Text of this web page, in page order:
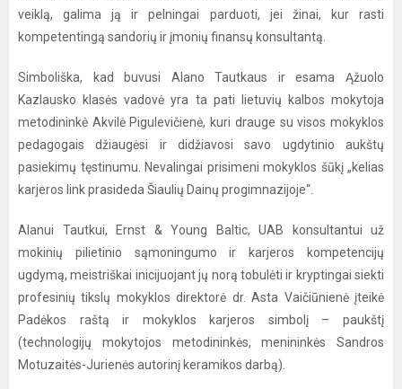
veiklą, galima ją ir pelningai parduoti, jei žinai, kur rasti
kompetentingą sandorių ir įmonių finansų konsultantą.
Simboliška, kad buvusi Alano Tautkaus ir esama Ąžuolo
Kazlausko klasės vadovė yra ta pati lietuvių kalbos mokytoja
metodininkė Akvilė Pigulevičienė, kuri drauge su visos mokyklos
pedagogais džiaugėsi ir didžiavosi savo ugdytinio aukštų
pasiekimų tęstinumu. Nevalingai prisimeni mokyklos šūkį „kelias
karjeros link prasideda Šiaulių Dainų progimnazijoje“.
Alanui Tautkui, Ernst & Young Baltic, UAB konsultantui už
mokinių pilietinio sąmoningumo ir karjeros kompetencijų
ugdymą, meistriškai inicijuojant jų norą tobulėti ir kryptingai siekti
profesinių tikslų mokyklos direktorė dr. Asta Vaičiūnienė įteikė
Padėkos raštą ir mokyklos karjeros simbolį – paukštį
(technologijų mokytojos metodininkės, menininkės Sandros
Motuzaitės-Jurienės autorinį keramikos darbą).